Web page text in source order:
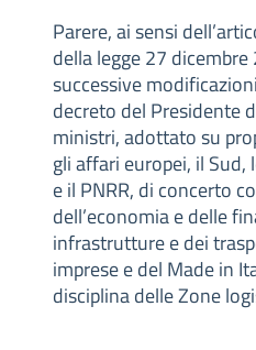
Parere, ai sensi
della legge 27
successive
decreto del Presidente
ministri, adottato su
gli affari europei, il
e il PNRR, di concerto
dell’economia e delle
infrastrutture e dei
imprese e del Made in
disciplina delle Zone